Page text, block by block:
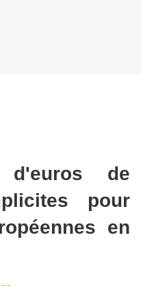
d'euros de
pour
en